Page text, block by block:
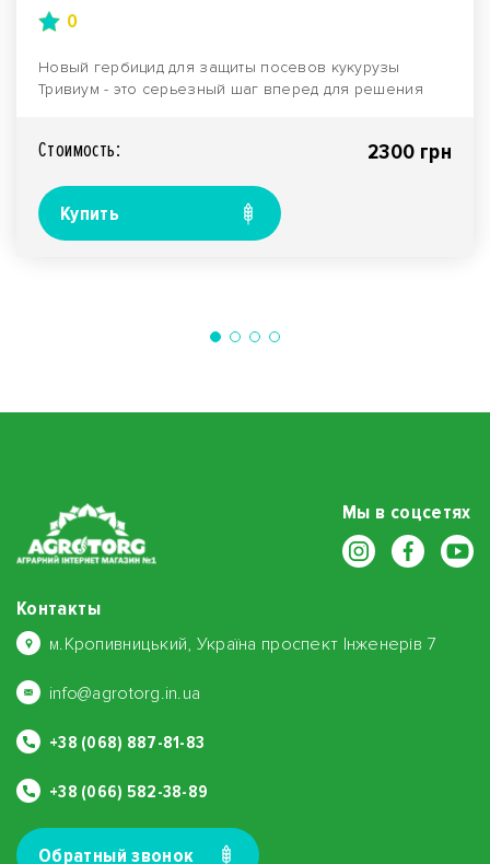
0
Новый гербицид для защиты посевов кукурузы
Тривиум - это серьезный шаг вперед для решения
Стоимость: 2300 грн
Купить
Мы в соцсетях
Контакты
м.Кропивницький, Україна проспект Інженерів 7
info@agrotorg.in.ua
+38 (068) 887-81-83
+38 (066) 582-38-89
Обратный звонок